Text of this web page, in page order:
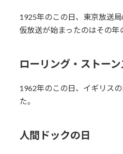
1925年のこの日、東京放送
仮放送が始まったのはその年
ローリング・ストーン
1962年のこの日、イギリス
た。
人間ドックの日